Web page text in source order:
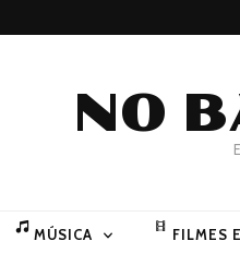
NO
MÚSICA FILMES